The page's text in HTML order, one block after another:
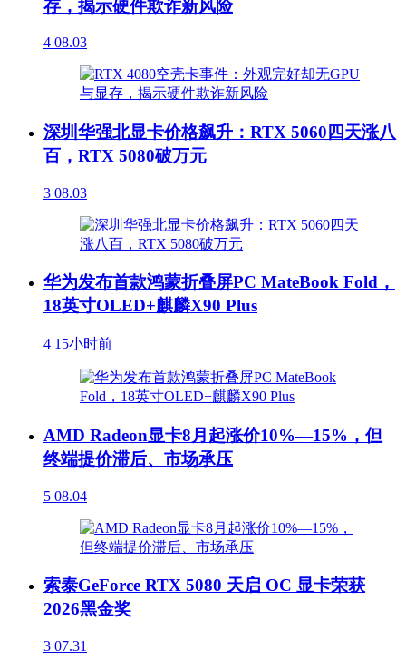
存，揭示硬件欺诈新风险
4 08.03
深圳华强北显卡价格飙升：RTX 5060四天涨八
百，RTX 5080破万元
3 08.03
华为发布首款鸿蒙折叠屏PC MateBook Fold，
18英寸OLED+麒麟X90 Plus
4 15小时前
AMD Radeon显卡8月起涨价10%—15%，但
终端提价滞后、市场承压
5 08.04
索泰GeForce RTX 5080 天启 OC 显卡荣获
2026黑金奖
3 07.31